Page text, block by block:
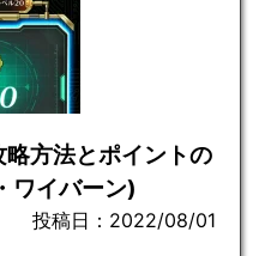
方法とポイントの
ワイバーン)
投稿日：2022/08/01